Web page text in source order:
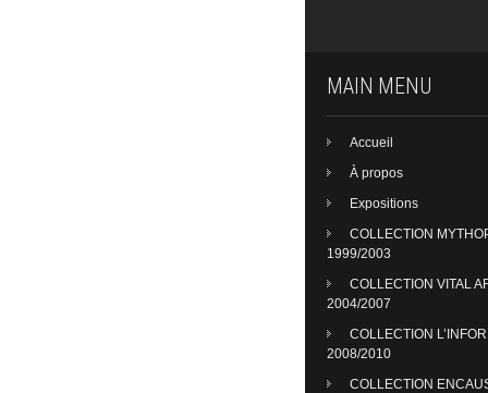
MAIN MENU
Accueil
À propos
Expositions
COLLECTION
1999/2003
COLLECTION VITAL
2004/2007
COLLECTION
2008/2010
COLLECTION